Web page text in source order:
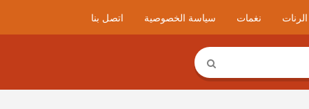
نغمات سياسة الخصوصية اتصل بنا